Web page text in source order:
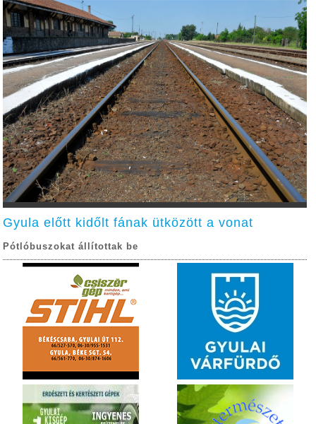
Gyula előtt kidőlt fának ütközött a vonat
Pótlóbuszokat állítottak be